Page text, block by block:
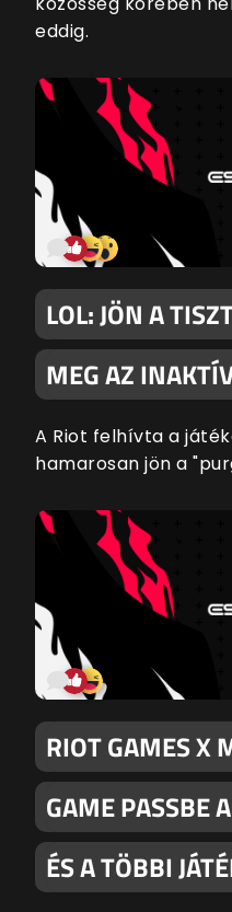
eddig.
LOL: JÖN A
MEG AZ
A Riot felhívta a
hamarosan jön a
RIOT GAMES X
GAME PASSBE
ÉS A TÖBBI